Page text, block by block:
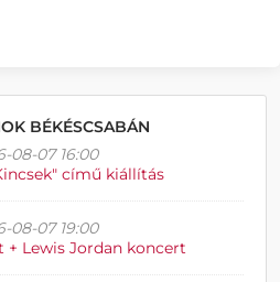
BÉKÉSCSABÁN
08-07 16:00
című kiállítás
08-07 19:00
+ Lewis Jordan koncert